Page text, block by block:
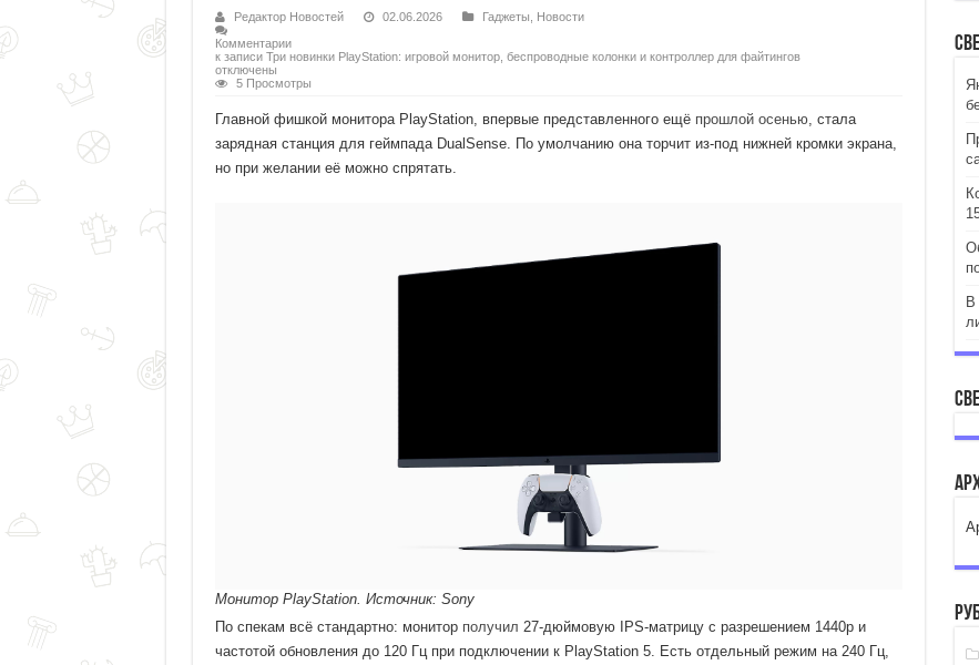
Редактор Новостей 02.06.2026 Гаджеты
Новости
Комментарии
к записи Три новинки PlayStation: игровой монитор, беспроводные колонки и контроллер для файтингов
отключены
5 Просмотры
Главной фишкой монитора PlayStation, впервые представленного ещё прошлой осенью, стала
зарядная станция для геймпада DualSense. По умолчанию она торчит из-под нижней кромки экрана,
но при желании её можно спрятать.
Монитор PlayStation. Источник: Sony
По спекам всё стандартно: монитор получил 27-дюймовую IPS-матрицу с разрешением 1440p и
частотой обновления до 120 Гц при подключении к PlayStation 5. Есть отдельный режим на 240 Гц,
В